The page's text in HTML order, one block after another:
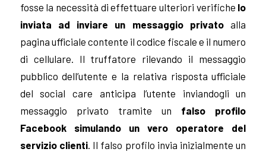
fosse la necessità di effettuare ulteriori verifiche lo
inviata ad inviare un messaggio privato alla
pagina ufficiale contente il codice fiscale e il numero
di cellulare. Il truffatore rilevando il messaggio
pubblico dell’utente e la relativa risposta ufficiale
del social care anticipa l’utente inviandogli un
messaggio privato tramite un falso profilo
Facebook simulando un vero operatore del
servizio clienti. Il falso profilo invia inizialmente un